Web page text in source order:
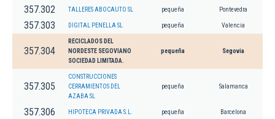
357.302 TALLERES ABOCAUTO SL pequeña Pontevedra
357.303 DIGITAL PENELLA SL pequeña Valencia
357.304
RECICLADOS DEL
NORDESTE SEGOVIANO
SOCIEDAD LIMITADA.
pequeña Segovia
357.305
CONSTRUCCIONES
CERRAMIENTOS DEL
AZABA SL
pequeña Salamanca
357.306 HIPOTECA PRIVADA S.L. pequeña Barcelona